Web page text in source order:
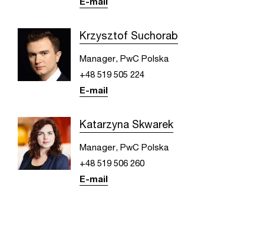
Krzysztof Suchorab
Manager, PwC Polska
+48 519 505 224
E-mail
Katarzyna Skwarek
Manager, PwC Polska
+48 519 506 260
E-mail